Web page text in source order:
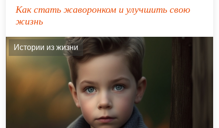
Как стать жаворонком и улучшить свою
жизнь
Истории из жизни